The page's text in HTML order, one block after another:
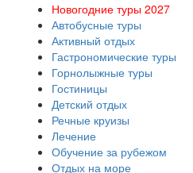
Новогодние туры 2027
Автобусные туры
Активный отдых
Гастрономические туры
Горнолыжные туры
Гостиницы
Детский отдых
Речные круизы
Лечение
Обучение за рубежом
Отдых на море